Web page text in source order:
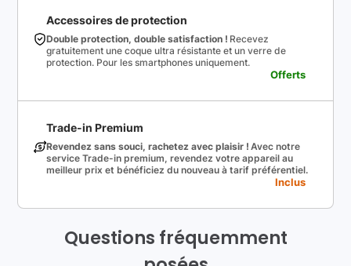
Accessoires de protection
Double protection, double satisfaction ! Recevez
gratuitement une coque ultra résistante et un verre de
protection. Pour les smartphones uniquement.
Offerts
Trade-in Premium
Revendez sans souci, rachetez avec plaisir ! Avec notre
service Trade-in premium, revendez votre appareil au
meilleur prix et bénéficiez du nouveau à tarif préférentiel.
Inclus
Questions fréquemment